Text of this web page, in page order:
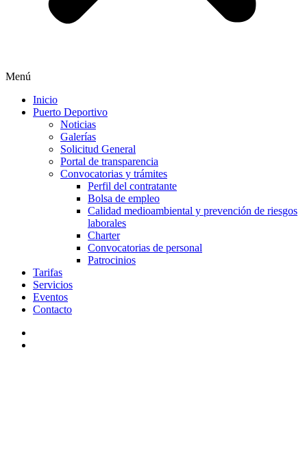
Menú
Inicio
Puerto Deportivo
Noticias
Galerías
Solicitud General
Portal de transparencia
Convocatorias y trámites
Perfil del contratante
Bolsa de empleo
Calidad medioambiental y prevención de riesgos
laborales
Charter
Convocatorias de personal
Patrocinios
Tarifas
Servicios
Eventos
Contacto